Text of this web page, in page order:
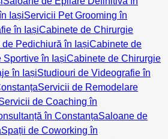
IașiServicii Pet Grooming în
în IașiCabinete de Chirurgie
Pedichiură în IașiCabinete de
Sportive în IașiCabinete de Chirurgie
în IașiStudiouri de Videografie în
Servicii de Remodelare
de Coaching în
în ConstanțaSaloane de
Spații de Coworking în